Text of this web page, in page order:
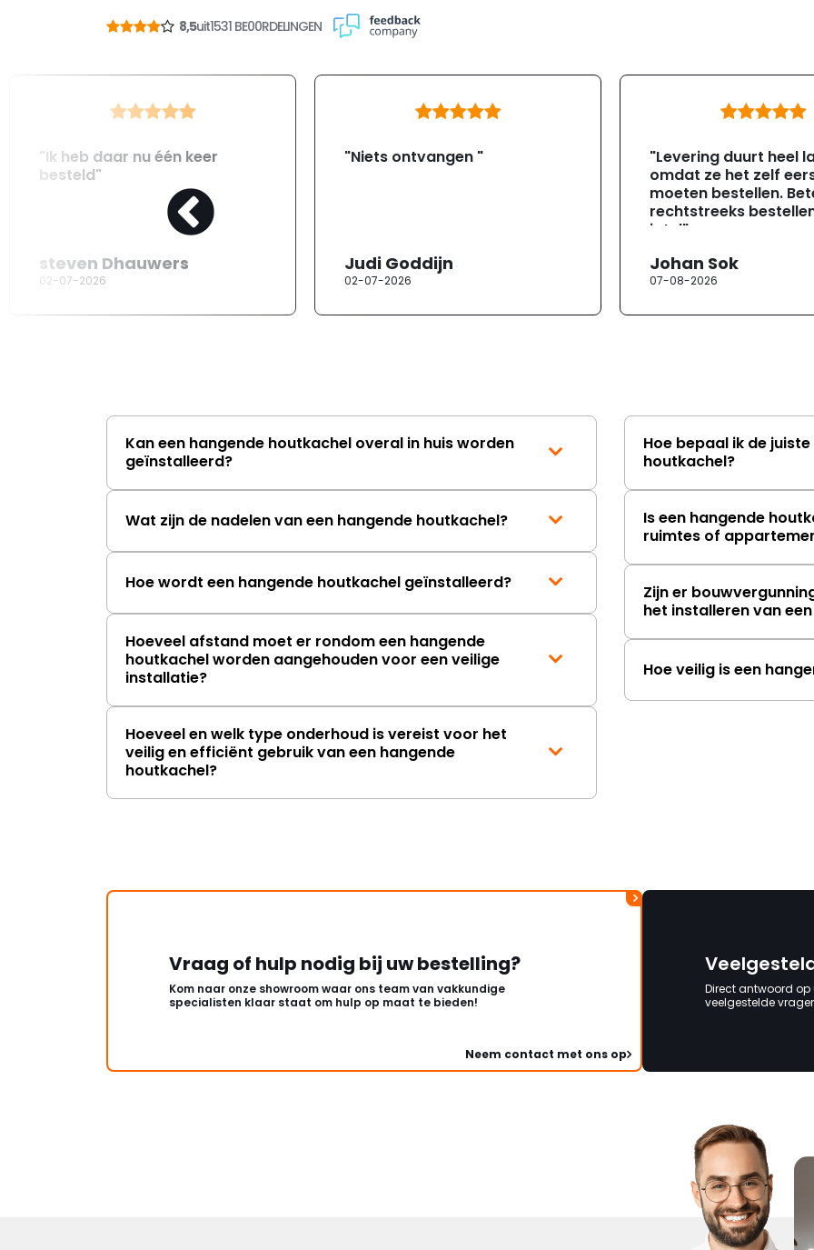
8,5uit1531 BE00RDELINGEN
"Ik heb daar nu één keer
besteld"
steven Dhauwers
02-07-2026
"Niets ontvangen "
Judi Goddijn
02-07-2026
"Levering duurt heel
omdat ze het zelf
moeten bestellen.
rechtstreeks
jotul"
Johan Sok
07-08-2026
Kan een hangende houtkachel overal in huis worden
geïnstalleerd?
Wat zijn de nadelen van een hangende houtkachel?
Hoe wordt een hangende houtkachel geïnstalleerd?
Hoeveel afstand moet er rondom een hangende
houtkachel worden aangehouden voor een veilige
installatie?
Hoeveel en welk type onderhoud is vereist voor het
veilig en efficiënt gebruik van een hangende
houtkachel?
Hoe bepaal ik de
houtkachel?
Is een hangende
ruimtes of
Zijn er
het installeren van
Hoe veilig is een
Vraag of hulp nodig bij uw bestelling?
Kom naar onze showroom waar ons team van vakkundige
specialisten klaar staat om hulp op maat te bieden!
Neem contact met ons op
Direct antwoord op
veelgestelde